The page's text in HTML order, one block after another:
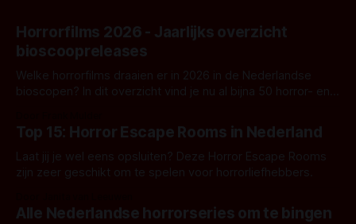
Horrorfilms 2026 - Jaarlijks overzicht
bioscoopreleases
Welke horrorfilms draaien er in 2026 in de Nederlandse
bioscopen? In dit overzicht vind je nu al bijna 50 horror- en
Top 15: Horror Escape Rooms in Nederland
Laat jij je wel eens opsluiten? Deze Horror Escape Rooms
zijn zeer geschikt om te spelen voor horrorliefhebbers.
Alle Nederlandse horrorseries om te bingen